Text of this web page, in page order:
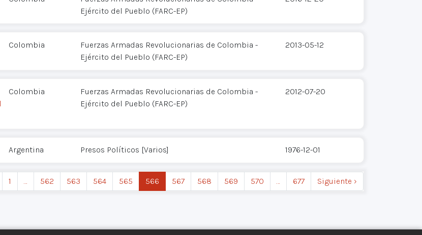
Ejército del Pueblo (FARC-EP)
Colombia
Fuerzas Armadas Revolucionarias de Colombia -
Ejército del Pueblo (FARC-EP)
2013-05-12
Colombia
Fuerzas Armadas Revolucionarias de Colombia -
Ejército del Pueblo (FARC-EP)
2012-07-20
Argentina Presos Políticos [Varios] 1976-12-01
1 … 562 563 564 565 566 567 568 569 570 … 677 Siguiente ›